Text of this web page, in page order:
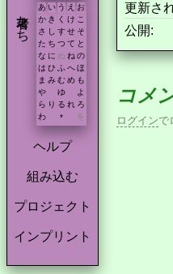
著者たち あ い う え お
か き く け こ
さ
し す せ そ
た ち つ て と
な に ぬ ね の
は ひ ふ へ ほ
ま み む め も
や
ゆ
よ
ら り る れ ろ
わ
* を
ヘルプ
組み込む
プロジェクト
インプリント
更新さ
公開:
コメ
ログインで